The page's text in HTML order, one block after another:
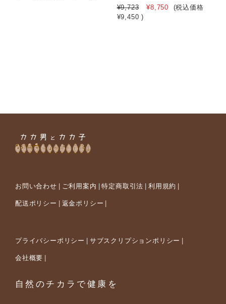
¥9,723 ¥8,750
(税込価格
¥9,450 )
お問い合わせ ご利用案内 特定商取引法 利用規約
配送ポリシー 返金ポリシー
プライバシーポリシー サブスクリプションポリシー
会社概要
自然のチカラで健康を